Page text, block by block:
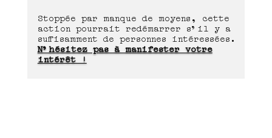
Stoppée par manque de moyens, cette
action pourrait redémarrer s’il y a
suffisamment de personnes intéressées.
N’hésitez pas à manifester votre
intérêt !